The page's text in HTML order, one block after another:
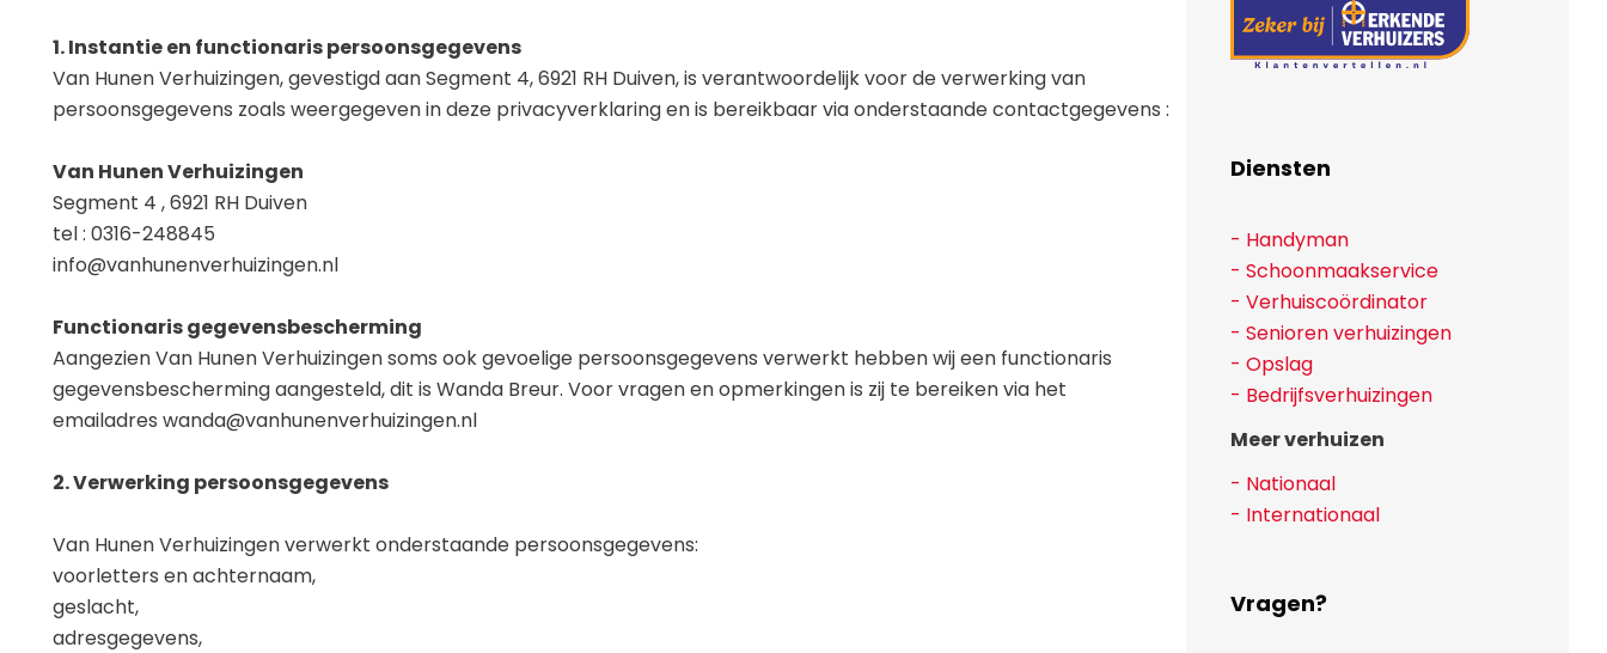
1. Instantie en functionaris persoonsgegevens
Van Hunen Verhuizingen, gevestigd aan Segment 4, 6921 RH Duiven, is verantwoordelijk voor de verwerking van
persoonsgegevens zoals weergegeven in deze privacyverklaring en is bereikbaar via onderstaande contactgegevens :
Van Hunen Verhuizingen
Segment 4 , 6921 RH Duiven
tel : 0316-248845
info@vanhunenverhuizingen.nl
Functionaris gegevensbescherming
Aangezien Van Hunen Verhuizingen soms ook gevoelige persoonsgegevens verwerkt hebben wij een functionaris
gegevensbescherming aangesteld, dit is Wanda Breur. Voor vragen en opmerkingen is zij te bereiken via het
emailadres wanda@vanhunenverhuizingen.nl
2. Verwerking persoonsgegevens
Van Hunen Verhuizingen verwerkt onderstaande persoonsgegevens:
voorletters en achternaam,
geslacht,
adresgegevens,
Diensten
- Handyman
- Schoonmaakservice
- Verhuiscoördinator
- Senioren verhuizingen
- Opslag
- Bedrijfsverhuizingen
Meer verhuizen
- Nationaal
- Internationaal
Vragen?